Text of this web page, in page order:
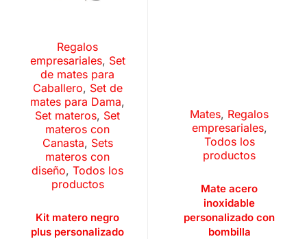
Regalos
empresariales, Set
de mates para
Caballero, Set de
mates para Dama,
Set materos, Set
materos con
Canasta, Sets
materos con
diseño,Todos los
productos
Kit matero negro
plus personalizado
Mates, Regalos
empresariales,
Todos los
productos
Mate acero
inoxidable
personalizado con
bombilla